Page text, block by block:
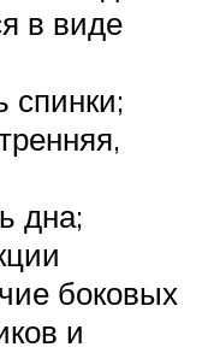
в виде
спинки;
дна;
боковых
и